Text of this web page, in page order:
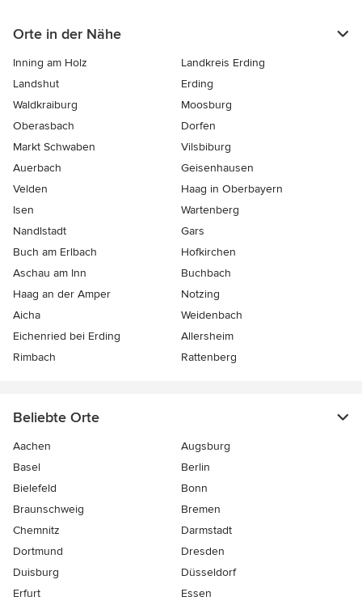
Orte in der Nähe
Inning am Holz
Landkreis Erding
Landshut
Erding
Waldkraiburg
Moosburg
Oberasbach
Dorfen
Markt Schwaben
Vilsbiburg
Auerbach
Geisenhausen
Velden
Haag in Oberbayern
Isen
Wartenberg
Nandlstadt
Gars
Buch am Erlbach
Hofkirchen
Aschau am Inn
Buchbach
Haag an der Amper
Notzing
Aicha
Weidenbach
Eichenried bei Erding
Allersheim
Rimbach
Rattenberg
Beliebte Orte
Aachen
Augsburg
Basel
Berlin
Bielefeld
Bonn
Braunschweig
Bremen
Chemnitz
Darmstadt
Dortmund
Dresden
Duisburg
Düsseldorf
Erfurt
Essen